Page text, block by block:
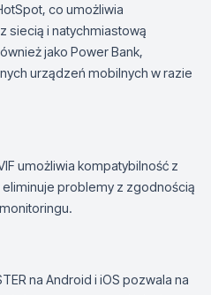
co umożliwia
siecią i natychmiastową
jako Power Bank,
urządzeń mobilnych w razie
umożliwia kompatybilność z
eliminuje problemy z zgodnością
na Android i iOS pozwala na